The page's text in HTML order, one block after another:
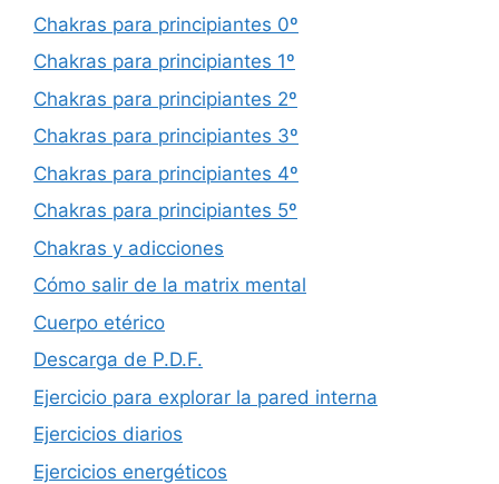
Chakras para principiantes 0º
Chakras para principiantes 1º
Chakras para principiantes 2º
Chakras para principiantes 3º
Chakras para principiantes 4º
Chakras para principiantes 5º
Chakras y adicciones
Cómo salir de la matrix mental
Cuerpo etérico
Descarga de P.D.F.
Ejercicio para explorar la pared interna
Ejercicios diarios
Ejercicios energéticos